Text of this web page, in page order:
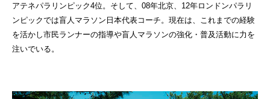
アテネパラリンピック4位。そして、08年北京、12年ロンドンパラリ
ンピックでは盲人マラソン日本代表コーチ。現在は、これまでの経験
を活かし市民ランナーの指導や盲人マラソンの強化・普及活動に力を
注いでいる。